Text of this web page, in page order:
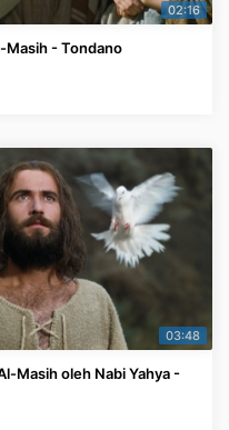
02:16
Masih - Tondano
03:48
Masih oleh Nabi Yahya -